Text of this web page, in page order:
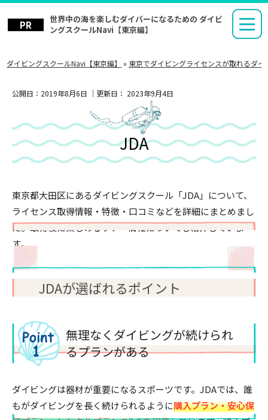
世界中の海を楽しむダイバーになるための ダイビ
ングスクールNavi【東京編】
ダイビングスクールNavi【東京編】 » 東京でダイビングライセンスが取れるダ
公開日： 2019年8月6日 ｜更新日： 2023年9月4日
JDA
東京都大田区にあるダイビングスクール「JDA」について、
ライセンス取得情報・特徴・口コミなどを詳細にまとめまし
た。取得後に楽しめるツアー情報についても紹介していま
す。
JDAが選ばれるポイント
無理なくダイビングが続けられ
るプランがある
ダイビングは器材が重要になるスポーツです。JDAでは、誰
もがダイビングを長く続けられるように購入プラン・安心保